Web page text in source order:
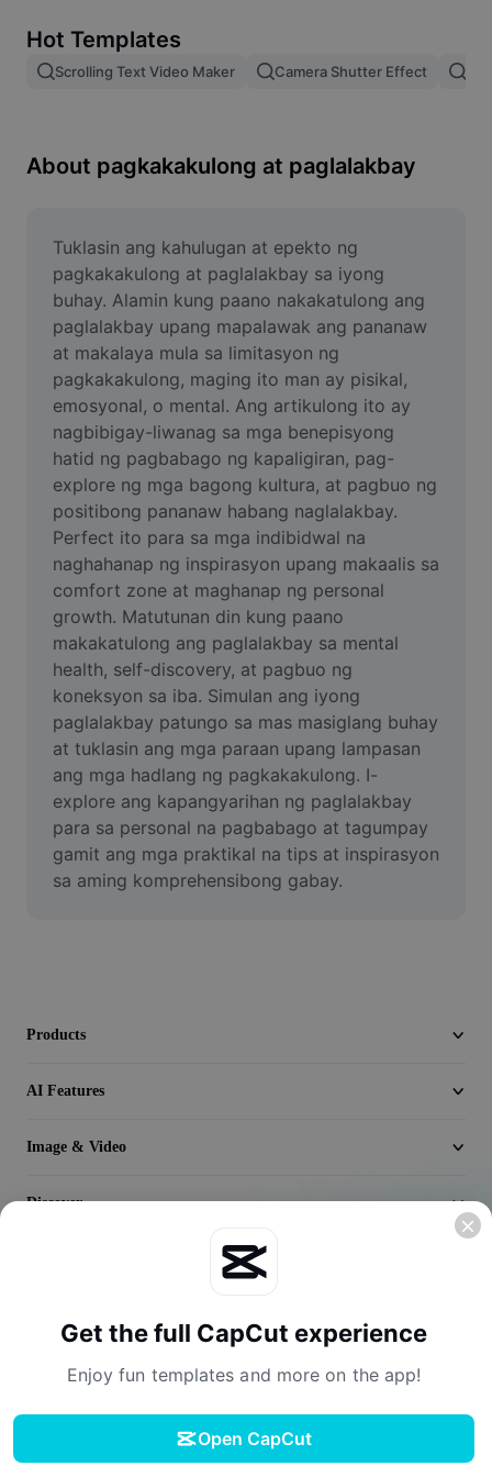
Image merge
Resize Image
Meme Generator
AI Text Remover
AI People Remover
AI Inpainting
Face Cutout
Video
Remove video BG
Enhance quality
Video Editor
Trim Video
Add Subtitles To Video
Video Converter
Hot Templates
Scrolling Text Video Maker Camera Shutter Effect
About pagkakakulong at paglalakbay
Tuklasin ang kahulugan at epekto ng
pagkakakulong at paglalakbay sa iyong
buhay. Alamin kung paano nakakatulong ang
paglalakbay upang mapalawak ang pananaw
at makalaya mula sa limitasyon ng
pagkakakulong, maging ito man ay pisikal,
emosyonal, o mental. Ang artikulong ito ay
nagbibigay-liwanag sa mga benepisyong
hatid ng pagbabago ng kapaligiran, pag-
explore ng mga bagong kultura, at pagbuo ng
positibong pananaw habang naglalakbay.
Perfect ito para sa mga indibidwal na
naghahanap ng inspirasyon upang makaalis sa
comfort zone at maghanap ng personal
growth. Matutunan din kung paano
makakatulong ang paglalakbay sa mental
health, self-discovery, at pagbuo ng
koneksyon sa iba. Simulan ang iyong
paglalakbay patungo sa mas masiglang buhay
at tuklasin ang mga paraan upang lampasan
ang mga hadlang ng pagkakakulong. I-
explore ang kapangyarihan ng paglalakbay
para sa personal na pagbabago at tagumpay
gamit ang mga praktikal na tips at inspirasyon
sa aming komprehensibong gabay.
Products
AI Features
Image & Video
Discover
Privacy Policy Cookies Policy
Creator Terms of Service
Digital Services Act Community Guidelines
Get the full CapCut experience
Enjoy fun templates and more on the app!
Open CapCut